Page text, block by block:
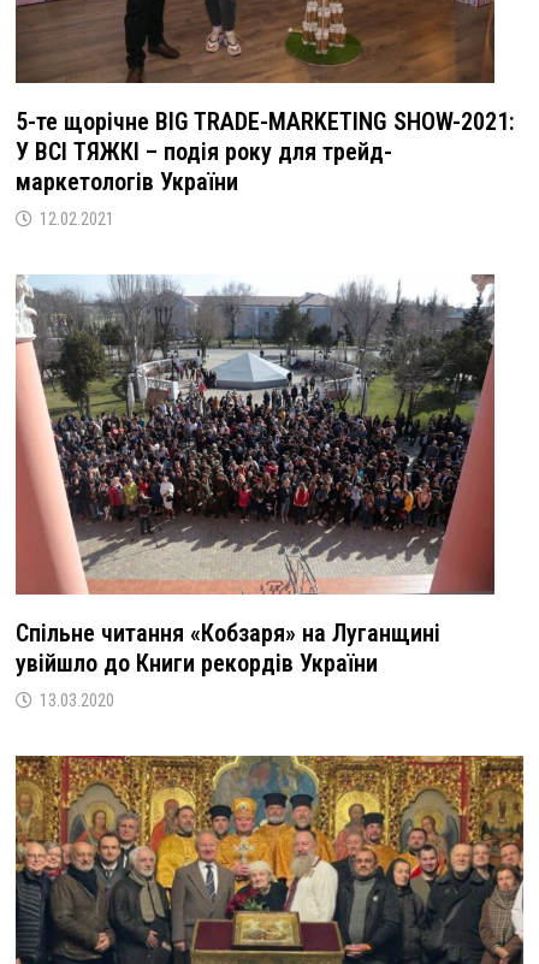
5-те щорічне BIG TRADE-MARKETING SHOW-2021:
У ВСІ ТЯЖКІ – подія року для трейд-
маркетологів України
12.02.2021
Спільне читання «Кобзаря» на Луганщині
увійшло до Книги рекордів України
13.03.2020